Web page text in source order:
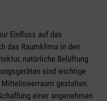
Einfluss auf das
das Raumklima in den
natürliche Belüftung
sind wichtige
gestalten.
einer angenehmen